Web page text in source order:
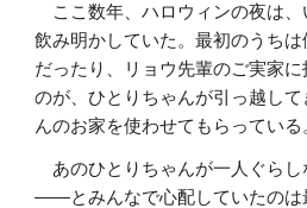
ここ数年、ハロウィンの夜は、
飲み明かしていた。最初のうち
だったり、リョウ先輩のご実家
のが、ひとりちゃんが引っ越し
んのお家を使わせてもらっている
あのひとりちゃんが一人ぐらし
――とみんなで心配していたのは